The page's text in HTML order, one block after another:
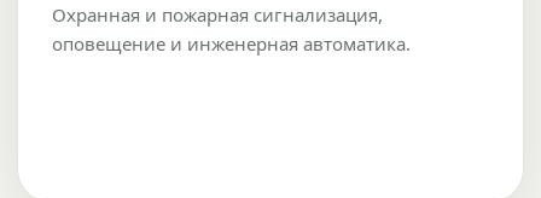
Охранная и пожарная сигнализация,
оповещение и инженерная автоматика.